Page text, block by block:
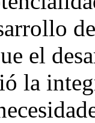
el
la